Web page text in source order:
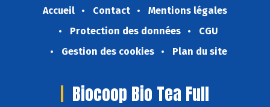
Accueil Contact
Mentions légales
Protection des données
CGU
Gestion des cookies
Plan du site
Biocoop Bio Tea Full